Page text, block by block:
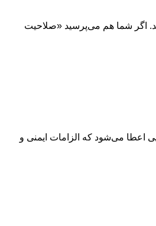
شد. اگر شما هم می‌پرسید «صلاحیت
اعطا می‌شود که الزامات ایمنی و